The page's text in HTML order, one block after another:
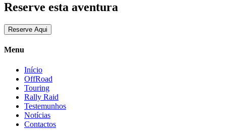
Reserve esta aventura
Reserve Aqui
Menu
Início
OffRoad
Touring
Rally Raid
Testemunhos
Notícias
Contactos